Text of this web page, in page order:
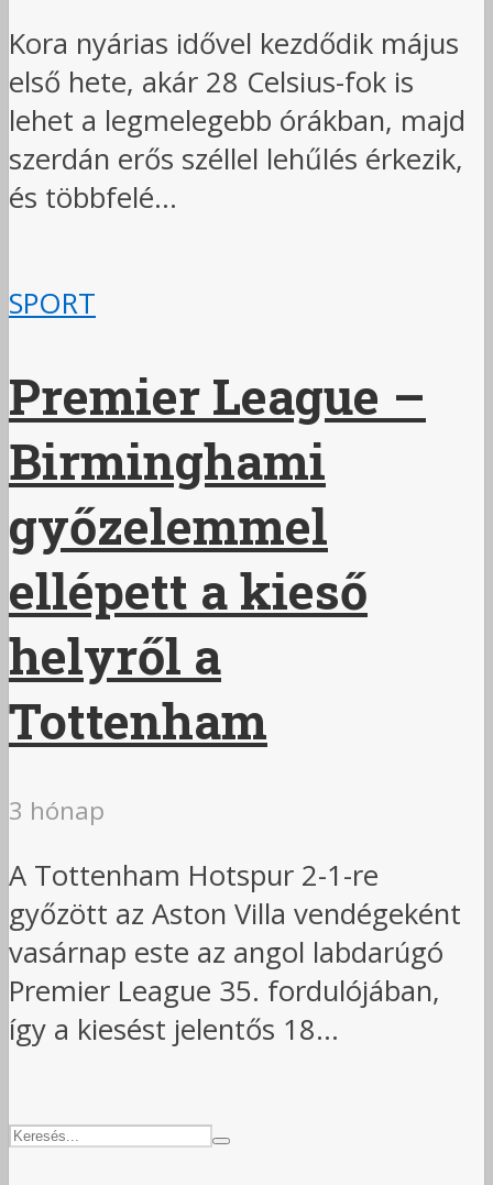
Kora nyárias idővel kezdődik május
első hete, akár 28 Celsius-fok is
lehet a legmelegebb órákban, majd
szerdán erős széllel lehűlés érkezik,
és többfelé...
SPORT
Premier League –
Birminghami
győzelemmel
ellépett a kieső
helyről a
Tottenham
3 hónap
A Tottenham Hotspur 2-1-re
győzött az Aston Villa vendégeként
vasárnap este az angol labdarúgó
Premier League 35. fordulójában,
így a kiesést jelentős 18...